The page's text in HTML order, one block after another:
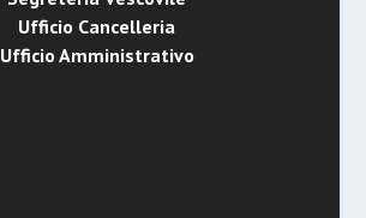
Ufficio Cancelleria
Ufficio Amministrativo